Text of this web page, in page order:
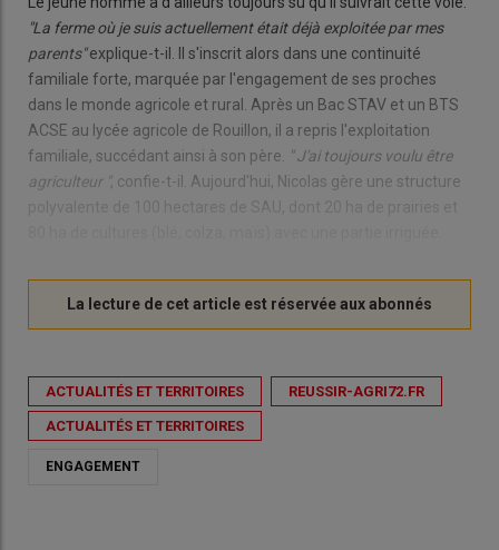
"La ferme où je suis actuellement était déjà exploitée par mes
parents"explique-t-il. Il s'inscrit alors dans une continuité
familiale forte, marquée par l'engagement de ses proches
dans le monde agricole et rural. Après un Bac STAV et un BTS
ACSE au lycée agricole de Rouillon, il a repris l'exploitation
familiale, succédant ainsi à son père.
" J'ai toujours voulu être
agriculteur ", confie-t-il. Aujourd'hui, Nicolas gère une structure
polyvalente de 100 hectares de SAU, dont 20 ha de prairies et
ACTUALITÉS ET TERRITOIRES REUSSIR-AGRI72.FR
ACTUALITÉS ET TERRITOIRES
ENGAGEMENT